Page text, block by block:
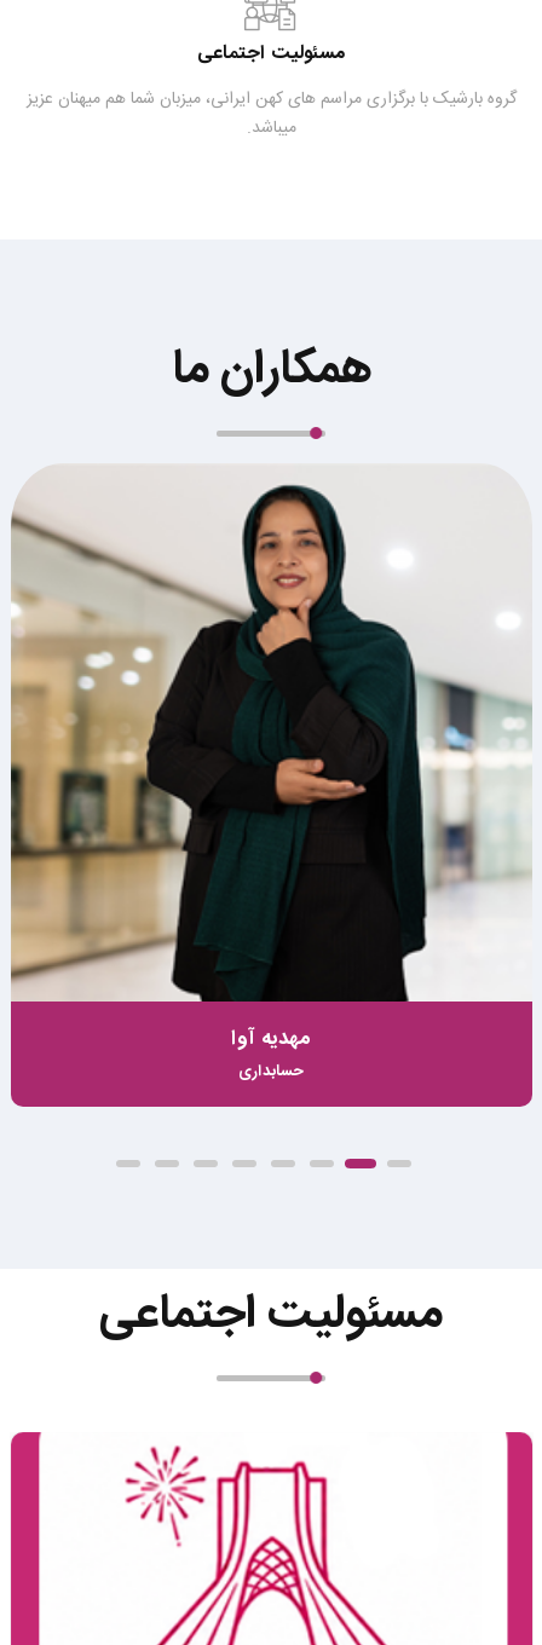
مسئوليت اجتماعی
گروه بارشیک با برگزاری مراسم های کهن ایرانی، میزبان شما هم میهنان عزیز
میباشد.
همکاران ما
حدیث پارسا
عکاس
مسئولیت‌ اجتماعی
فرهنگ و هنر